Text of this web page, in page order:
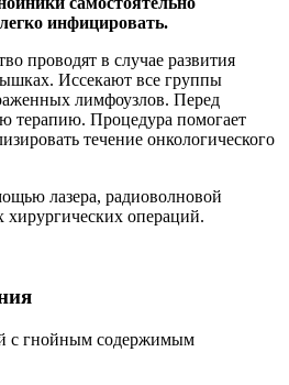
инфицировать.
проводят в случае развития
Иссекают все группы
лимфоузлов. Перед
терапию. Процедура помогает
течение онкологического
лазера, радиоволновой
хирургических операций.
с гнойным содержимым